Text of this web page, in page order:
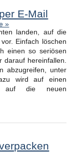
E-Mail
»
landen, auf die
Einfach löschen
einen so seriösen
darauf hereinfallen.
abzugreifen, unter
wird auf einen
auf die neuen